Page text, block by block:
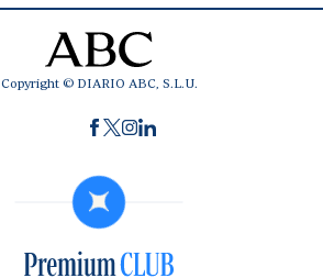
Copyright © DIARIO ABC, S.L.U.